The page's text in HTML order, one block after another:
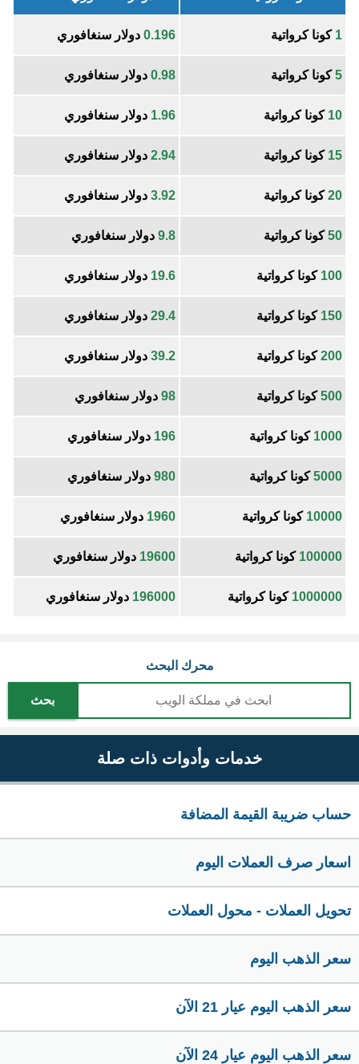
1 كونا كرواتية 0.196 دولار سنغافوري
5كونا كرواتية 0.98 دولار سنغافوري
10 كونا كرواتية 1.96 دولار سنغافوري
15 كونا كرواتية 2.94 دولار سنغافوري
20كونا كرواتية 3.92 دولار سنغافوري
50كونا كرواتية 9.8 دولار سنغافوري
100 كونا كرواتية 19.6 دولار سنغافوري
150 كونا كرواتية 29.4 دولار سنغافوري
200كونا كرواتية 39.2 دولار سنغافوري
500كونا كرواتية 98 دولار سنغافوري
1000 كونا كرواتية 196 دولار سنغافوري
5000كونا كرواتية 980 دولار سنغافوري
10000 كونا كرواتية 1960 دولار سنغافوري
100000 كونا كرواتية 19600 دولار سنغافوري
1000000 كونا كرواتية 196000 دولار سنغافوري
محرك البحث
بحث
خدمات وأدوات ذات صلة
حساب ضريبة القيمة المضافة
اسعار صرف العملات اليوم
تحويل العملات - محول العملات
سعر الذهب اليوم
سعر الذهب اليوم عيار 21 الآن
سعر الذهب اليوم عيار 24 الآن